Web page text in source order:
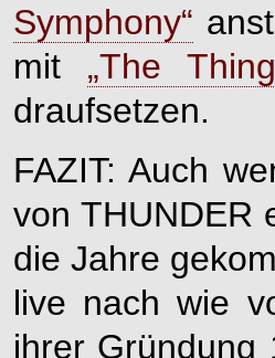
Symphony“
mit „The
draufsetzen.
FAZIT: Auch
von THUNDER
die Jahre
live nach wie
ihrer Gründung